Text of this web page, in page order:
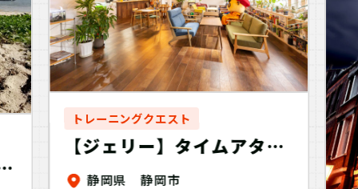
トレーニングクエスト
【ジェリー】タイムアタッ
ククエスト
静岡県 静岡市